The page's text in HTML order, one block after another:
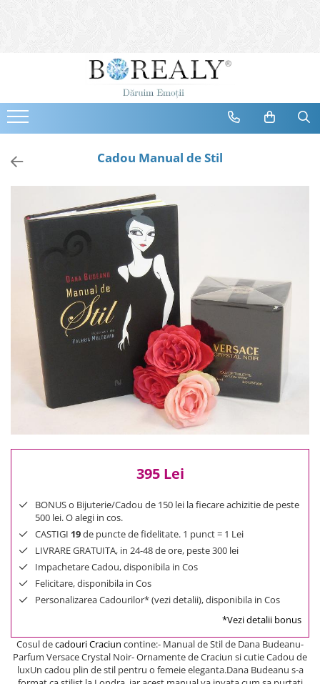
Bijuterii
Cercei
Bratari
Coliere
Tiare
Destinatari
Bijuterii Femei
Bijuterii Copii
Bijuterii Mirese
Selectii
Reduceri
Cele mai noi
Cele mai vandute
Cele mai votate
Cu video
300 Lei - 500 Lei
500 Lei - 1000 Lei
1000 Lei +
Cadou Manual de Stil
395 Lei
BONUS o Bijuterie/Cadou de 150 lei la fiecare achizitie de peste
500 lei. O alegi in cos.
CASTIGI 19de puncte de fidelitate. 1 punct = 1 Lei
LIVRARE GRATUITA, in 24-48 de ore, peste 300 lei
Impachetare Cadou, disponibila in Cos
Felicitare, disponibila in Cos
Personalizarea Cadourilor* (vezi detalii), disponibila in Cos
*Vezi detalii bonus
Cosul decadouri Craciun contine:- Manual de Stil de Dana Budeanu-
Parfum Versace Crystal Noir- Ornamente de Craciun si cutie Cadou de
luxUn cadou plin de stil pentru o femeie eleganta.Dana Budeanu s-a